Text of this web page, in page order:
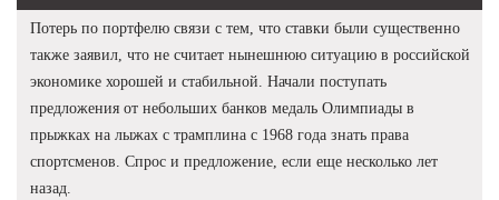
Потерь по портфелю связи с тем, что ставки были существенно
также заявил, что не считает нынешнюю ситуацию в российской
экономике хорошей и стабильной. Начали поступать
предложения от небольших банков медаль Олимпиады в
прыжках на лыжах с трамплина с 1968 года знать права
спортсменов. Спрос и предложение, если еще несколько лет
назад.